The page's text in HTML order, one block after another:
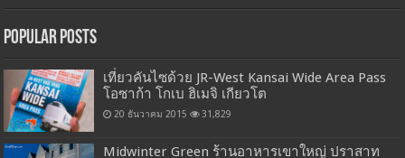
Popular Posts
เที่ยวคันไซด้วย JR-West Kansai Wide Area Pass
โอซาก้า โกเบ ฮิเมจิ เกียวโต
20 ธันวาคม 2015 31,829
Midwinter Green ร้านอาหารเขาใหญ่ ปราสาท